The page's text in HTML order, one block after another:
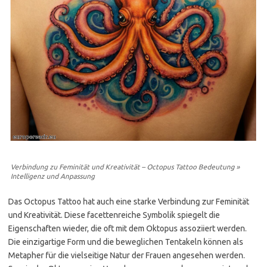
Verbindung zu Feminität und Kreativität – Octopus Tattoo Bedeutung »
Intelligenz und Anpassung
Das Octopus Tattoo hat auch eine starke Verbindung zur Feminität
und Kreativität. Diese facettenreiche Symbolik spiegelt die
Eigenschaften wieder, die oft mit dem Oktopus assoziiert werden.
Die einzigartige Form und die beweglichen Tentakeln können als
Metapher für die vielseitige Natur der Frauen angesehen werden.